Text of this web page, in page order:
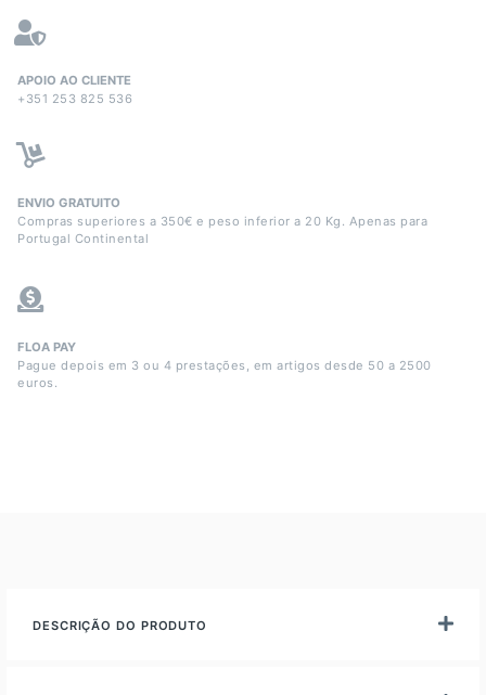
APOIO AO CLIENTE
+351 253 825 536
ENVIO GRATUITO
Compras superiores a 350€ e peso inferior a 20 Kg. Apenas para
Portugal Continental
FLOA PAY
Pague depois em 3 ou 4 prestações, em artigos desde 50 a 2500
euros.
DESCRIÇÃO DO PRODUTO